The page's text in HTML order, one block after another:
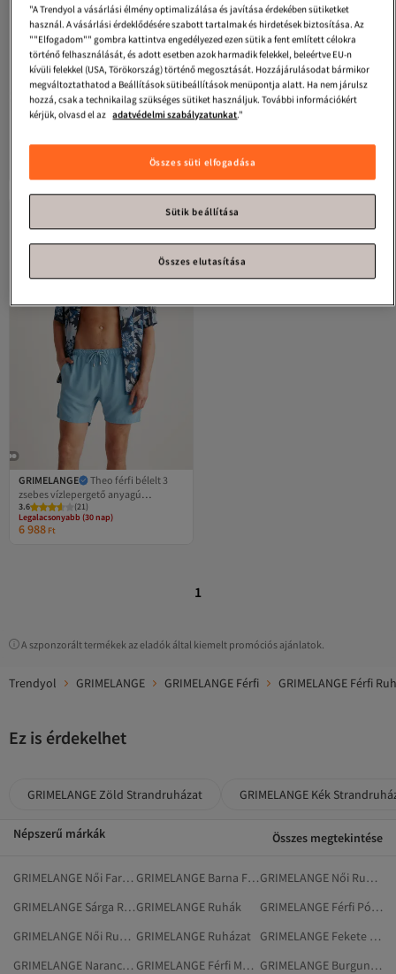
GRIMELANGE
Thiago férfi bélelt 3
úszónadrág
4.2 (17)
Legalacsonyabb (30 nap)
GRIMELANGE
úszónadrág
4.4 (17)
Ingyenes szállítás
7 594
GRIMELANGE
Theo férfi bélelt 3
zsebes vízlepergető anyagú
úszónadrág
3.6 (21)
Legalacsonyabb (30 nap)
Ingyenes szállítás 7500 Ft felett
6 988 Ft
1
A szponzorált termékek az eladók által kiemelt promóciós ajánlatok.
Trendyol GRIMELANGE GRIMELANGE Férfi GRIMELANGE Férfi
Ez is érdekelhet
GRIMELANGE Zöld Strandruházat GRIMELANGE Kék
Népszerű márkák Összes megtekintése
GRIMELANGE Női Farmerek GRIMELANGE Barna Farmerek
GRIMELANGE Női Ruházat
GRIMELANGE Sárga RuházatGRIMELANGE Ruhák
GRIMELANGE Férfi Pólók
GRIMELANGE Női Ruhák GRIMELANGE Ruházat
GRIMELANGE Fekete Farmerek
GRIMELANGE Narancs Ruházat
GRIMELANGE Férfi Melegítőszettek
GRIMELANGE Burgundi Ruházat
"A Trendyol a vásárlási élmény optimalizálása és javítása érdekében sütiketket
használ. A vásárlási érdeklődésére szabott tartalmak és hirdetések biztosítása. Az
""Elfogadom"" gombra kattintva engedélyezed ezen sütik a fent említett célokra
történő felhasználását, és adott esetben azok harmadik felekkel, beleértve EU-n
kívüli felekkel (USA, Törökország) történő megosztását. Hozzájárulásodat bármikor
megváltoztathatod a Beállítások sütibeállítások menüpontja alatt. Ha nem járulsz
hozzá, csak a technikailag szükséges sütiket használjuk. További információkért
kérjük, olvasd el az adatvédelmi szabályzatunkat."
Összes süti elfogadása
Sütik beállítása
Összes elutasítása